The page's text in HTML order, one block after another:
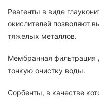
Реагенты в виде
окислителей позволяют
тяжелых металлов.
Мембранная фильтрация
тонкую очистку воды.
Сорбенты, в качестве